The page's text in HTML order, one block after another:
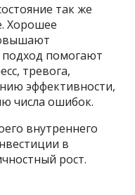
так же
Хорошее
подход помогают
тревога,
эффективности,
числа ошибок.
внутреннего
в
рост.